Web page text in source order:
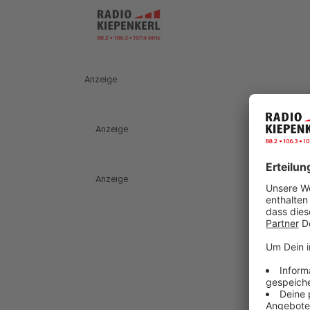
Anzeige
Anzeige
Anzeige